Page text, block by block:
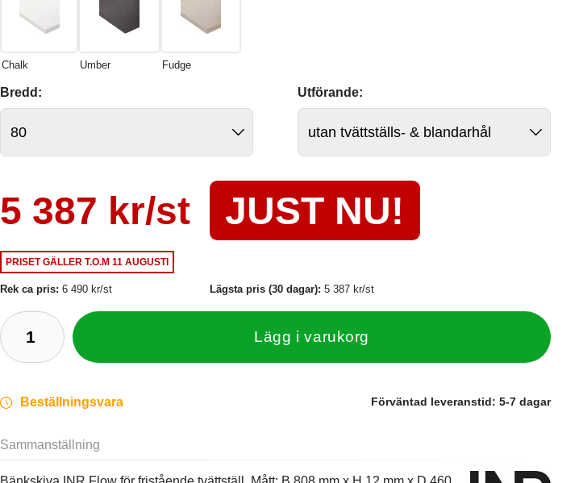
Chalk Umber Fudge
Bredd: Utförande:
5 387 kr/st JUST NU!
PRISET GÄLLERT.O.M 11 AUGUSTI
Rek ca pris:6 490 kr/st Lägsta pris (30 dagar):5 387 kr/st
Lägg i varukorg
Beställningsvara Förväntad leveranstid: 5-7 dagar
Sammanställning